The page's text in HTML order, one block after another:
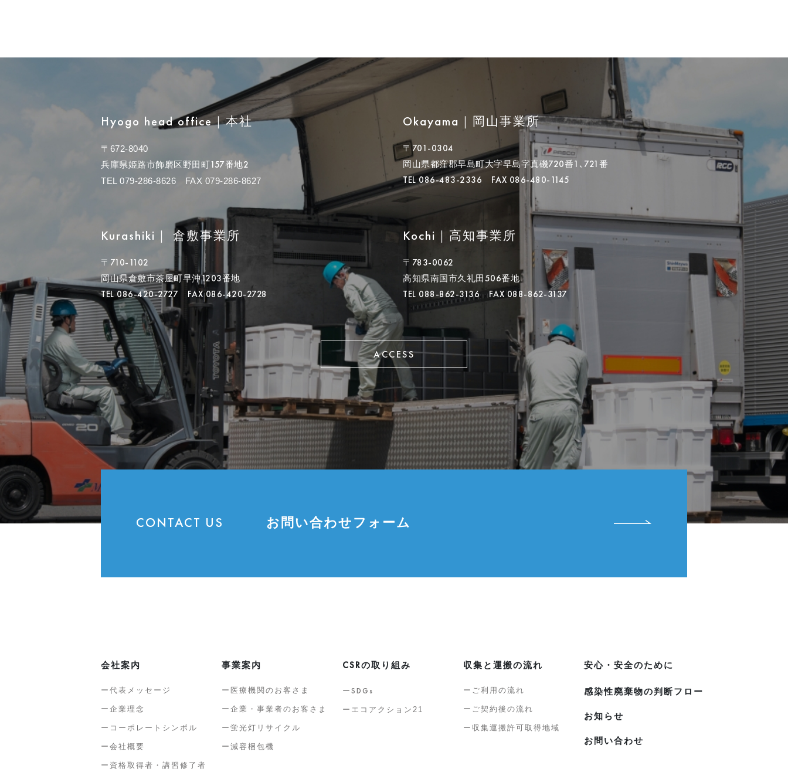
Hyogo head office｜本社
〒672-8040
兵庫県姫路市飾磨区野田町157番地2
TEL 079-286-8626 FAX 079-286-8627
Okayama ｜ 岡山事業所
〒701-0304
岡山県都窪郡早島町大字早島字真磯720番1､721番
TEL 086-483-2336 FAX 086-480-1145
Kurashiki ｜ 倉敷事業所
〒710-1102
岡山県倉敷市茶屋町早沖1203番地
TEL 086-420-2727 FAX 086-420-2728
Kochi ｜ 高知事業所
〒783-0062
高知県南国市久礼田506番地
TEL 088-862-3136 FAX 088-862-3137
ACCESS
CONTACT US お問い合わせフォーム
会社案内
代表メッセージ
企業理念
コーポレートシンボル
会社概要
資格取得者・講習修了者
事業案内
医療機関のお客さま
企業・事業者のお客さま
蛍光灯リサイクル
減容梱包機
CSRの取り組み
SDGs
エコアクション21
収集と運搬の流れ
ご利用の流れ
ご契約後の流れ
収集運搬許可取得地域
安心・安全のために
感染性廃棄物の判断フロー
お知らせ
お問い合わせ